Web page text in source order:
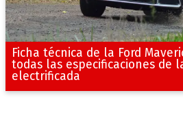
Ficha técnica de la Ford
todas las especificaciones de
electrificada